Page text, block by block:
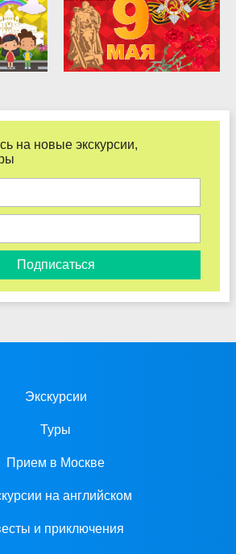
на новые экскурсии,
Подписаться
Экскурсии
Туры
Прием в Москве
на английском
и приключения